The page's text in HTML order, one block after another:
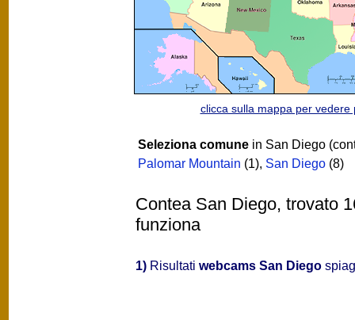
clicca sulla mappa per vedere
Seleziona comune in San Diego
Palomar Mountain (1), San Diego (8)
Contea San Diego, trovato
funziona
1) Risultati webcams San Diego